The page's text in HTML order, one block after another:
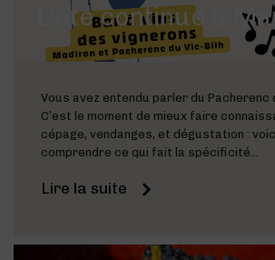
L’été continue à
Vous avez entendu parler du Pacherenc
C’est le moment de mieux faire
cépage, vendanges, et dégustation :
comprendre ce qui fait la spécificité...
Lire la suite